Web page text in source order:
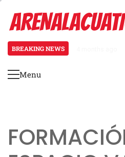
content
BREAKING NEWS
Primary
Menu